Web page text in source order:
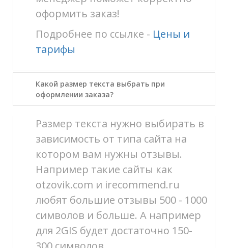
оформить заказ!
Подробнее по ссылке - Цены и
тарифы
Какой размер текста выбрать при
оформлении заказа?
Размер текста нужно выбирать в
зависимость от типа сайта на
котором вам нужны отзывы.
Например такие сайты как
otzovik.com и irecommend.ru
любят большие отзывы 500 - 1000
символов и больше. А например
для 2GIS будет достаточно 150-